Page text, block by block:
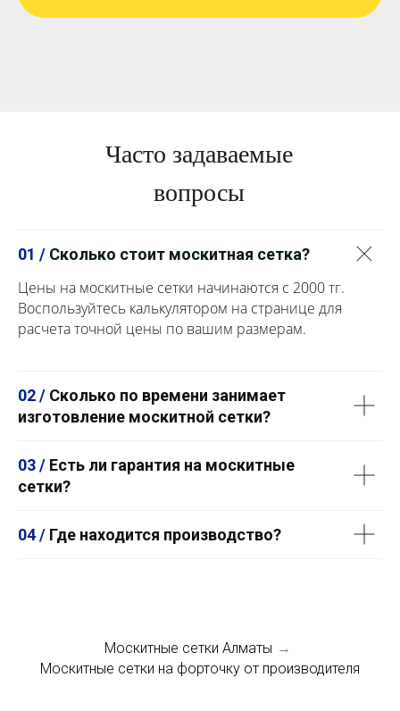
Часто задаваемые
вопросы
01 / Сколько стоит москитная сетка?
Цены на москитные сетки начинаются с 2000 тг.
Воспользуйтесь калькулятором на странице для
расчета точной цены по вашим размерам.
02 / Сколько по времени занимает
изготовление москитной сетки?
03 / Есть ли гарантия на москитные
сетки?
04 / Где находится производство?
Москитные сетки Алматы →
Москитные сетки на форточку от производителя